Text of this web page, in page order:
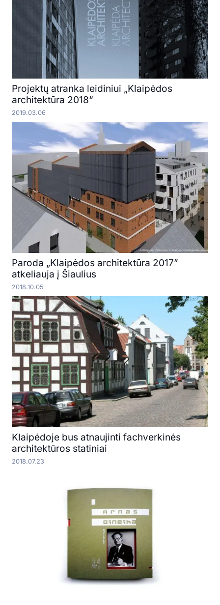
Projektų atranka leidiniui „Klaipėdos
architektūra 2018“
2019.03.06
Paroda „Klaipėdos architektūra 2017”
atkeliauja į Šiaulius
2018.10.05
Klaipėdoje bus atnaujinti fachverkinės
architektūros statiniai
2018.07.23